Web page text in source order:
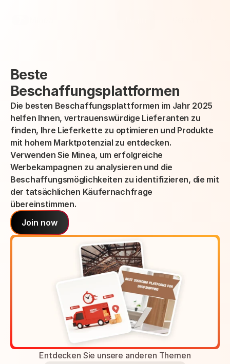
Beste
Beschaffungsplattformen
Die besten Beschaffungsplattformen im Jahr 2025
helfen Ihnen, vertrauenswürdige Lieferanten zu
finden, Ihre Lieferkette zu optimieren und Produkte
mit hohem Marktpotenzial zu entdecken.
Verwenden Sie Minea, um erfolgreiche
Werbekampagnen zu analysieren und die
Beschaffungsmöglichkeiten zu identifizieren, die mit
der tatsächlichen Käufernachfrage
übereinstimmen.
Join now
Entdecken Sie unsere anderen Themen